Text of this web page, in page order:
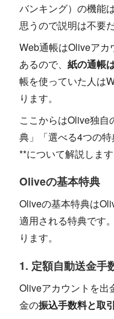
バンキング）の機能
思うので説明は不要
Web通帳はOliveアカ
あるので、 紙の通帳
帳を使っていた人は
ります。
ここからはOlive独
典」「選べる4つの特
**について解説します
Oliveの基本特典
Oliveの基本特典は
適用される特典です
ります。
1. 定額自動送金手
Oliveアカウントを出
金の振込手数料と取